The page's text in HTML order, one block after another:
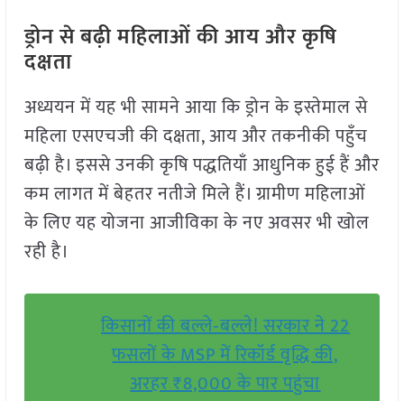
ड्रोन से बढ़ी महिलाओं की आय और कृषि
दक्षता
अध्ययन में यह भी सामने आया कि ड्रोन के इस्तेमाल से
महिला एसएचजी की दक्षता, आय और तकनीकी पहुँच
बढ़ी है। इससे उनकी कृषि पद्धतियाँ आधुनिक हुई हैं और
कम लागत में बेहतर नतीजे मिले हैं। ग्रामीण महिलाओं
के लिए यह योजना आजीविका के नए अवसर भी खोल
रही है।
किसानों की बल्ले‑बल्ले! सरकार ने 22
फसलों के MSP में रिकॉर्ड वृद्धि की,
अरहर ₹8,000 के पार पहुंचा